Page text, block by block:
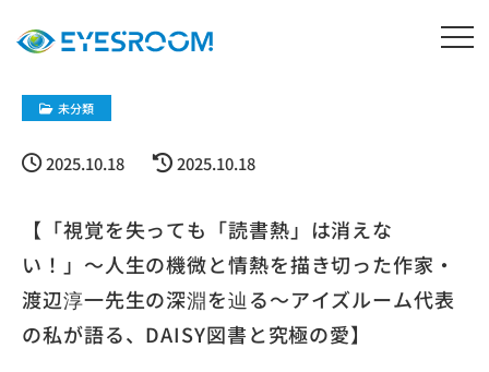
未分類
2025.10.18 2025.10.18
【「視覚を失っても「読書熱」は消えな
い！」〜人生の機微と情熱を描き切った作家・
渡辺淳一先生の深淵を辿る〜アイズルーム代表
の私が語る、DAISY図書と究極の愛】